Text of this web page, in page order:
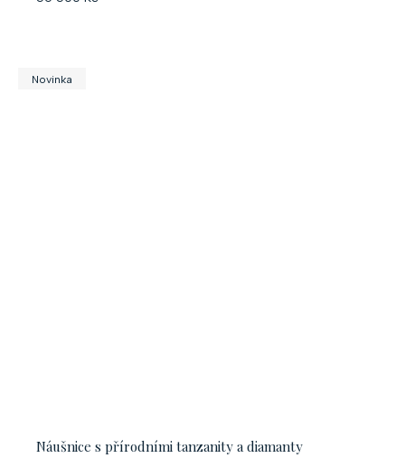
Novinka
Náušnice s přírodními tanzanity a diamanty